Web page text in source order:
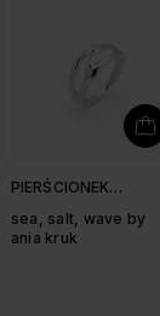
PIERŚCIONEK
sea, salt, wave by
ania kruk